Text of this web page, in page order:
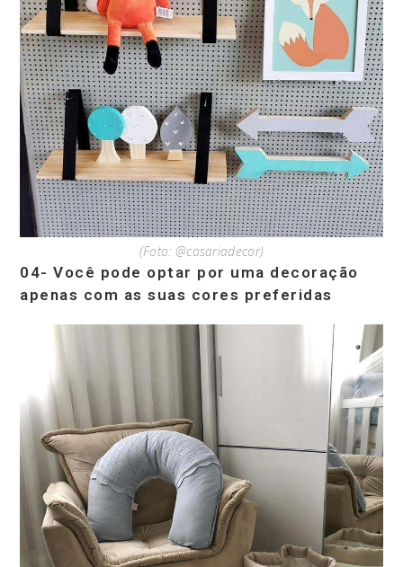
(Foto: @casariadecor)
04- Você pode optar por uma decoração
apenas com as suas cores preferidas